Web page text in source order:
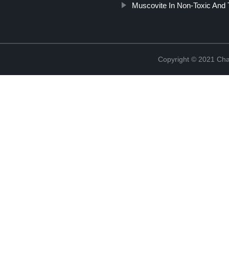
Muscovite In Non-Toxic And
Copyright © 2021